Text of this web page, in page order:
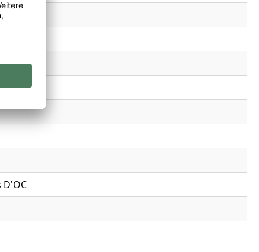
D'OC